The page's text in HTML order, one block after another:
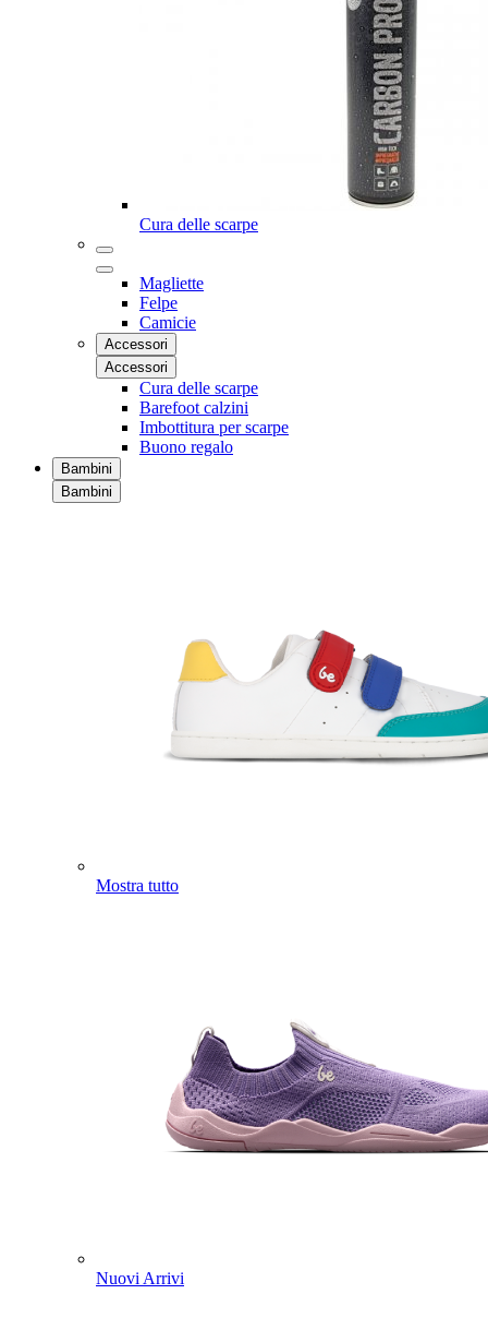
Cura delle scarpe
Magliette
Felpe
Camicie
Accessori
Accessori
Cura delle scarpe
Barefoot calzini
Imbottitura per scarpe
Buono regalo
Bambini
Bambini
Mostra tutto
Nuovi Arrivi